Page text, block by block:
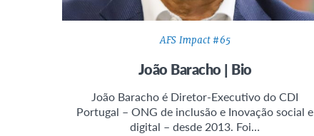
AFS Impact #65
João Baracho | Bio
João Baracho é Diretor-Executivo do CDI
Portugal – ONG de inclusão e Inovação social e
digital – desde 2013. Foi…